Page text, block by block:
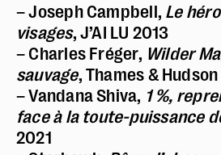
– Joseph Campbell, Le
visages, J’AI LU 2013
– Charles Fréger, Wilder
sauvage, Thames &
– Vandana Shiva, 1 %,
face à la toute-puissance
2021